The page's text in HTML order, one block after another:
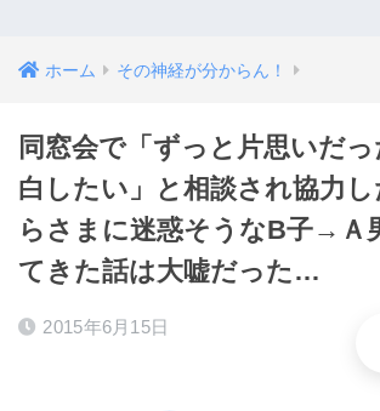
ホーム その神経が分からん！
同窓会で「ずっと片思いだ
白したい」と相談され協力
らさまに迷惑そうなB子→Ａ
てきた話は大嘘だった…
2015年6月15日